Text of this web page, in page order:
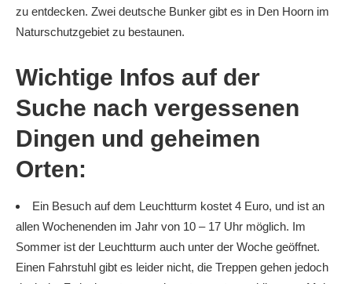
zu entdecken. Zwei deutsche Bunker gibt es in Den Hoorn im
Naturschutzgebiet zu bestaunen.
Wichtige Infos auf der
Suche nach vergessenen
Dingen und geheimen
Orten:
Ein Besuch auf dem Leuchtturm kostet 4 Euro, und ist an
allen Wochenenden im Jahr von 10 – 17 Uhr möglich. Im
Sommer ist der Leuchtturm auch unter der Woche geöffnet.
Einen Fahrstuhl gibt es leider nicht, die Treppen gehen jedoch